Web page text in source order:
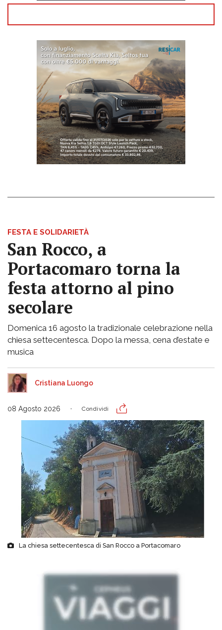
FESTA E SOLIDARIETÀ
San Rocco, a
Portacomaro torna la
festa attorno al pino
secolare
Domenica 16 agosto la tradizionale celebrazione nella
chiesa settecentesca. Dopo la messa, cena d’estate e
musica
Cristiana Luongo
08 Agosto 2026 Condividi
La chiesa settecentesca di San Rocco a Portacomaro